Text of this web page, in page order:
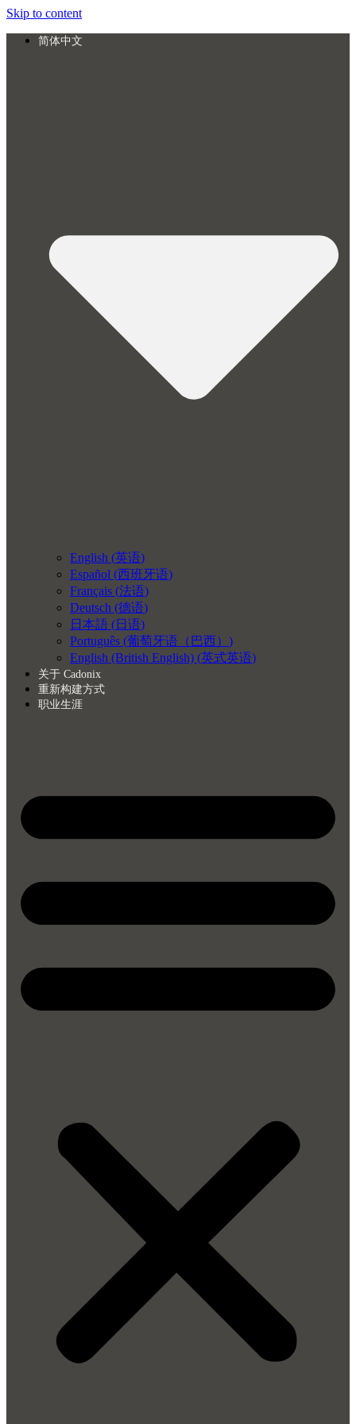
Skip to content
简体中文
English (英语)
Español (西班牙语)
Français (法语)
Deutsch (德语)
日本語 (日语)
Português (葡萄牙语（巴西） )
English (British English) (英式英语)
关于 Cadonix
重新构建方式
职业生涯